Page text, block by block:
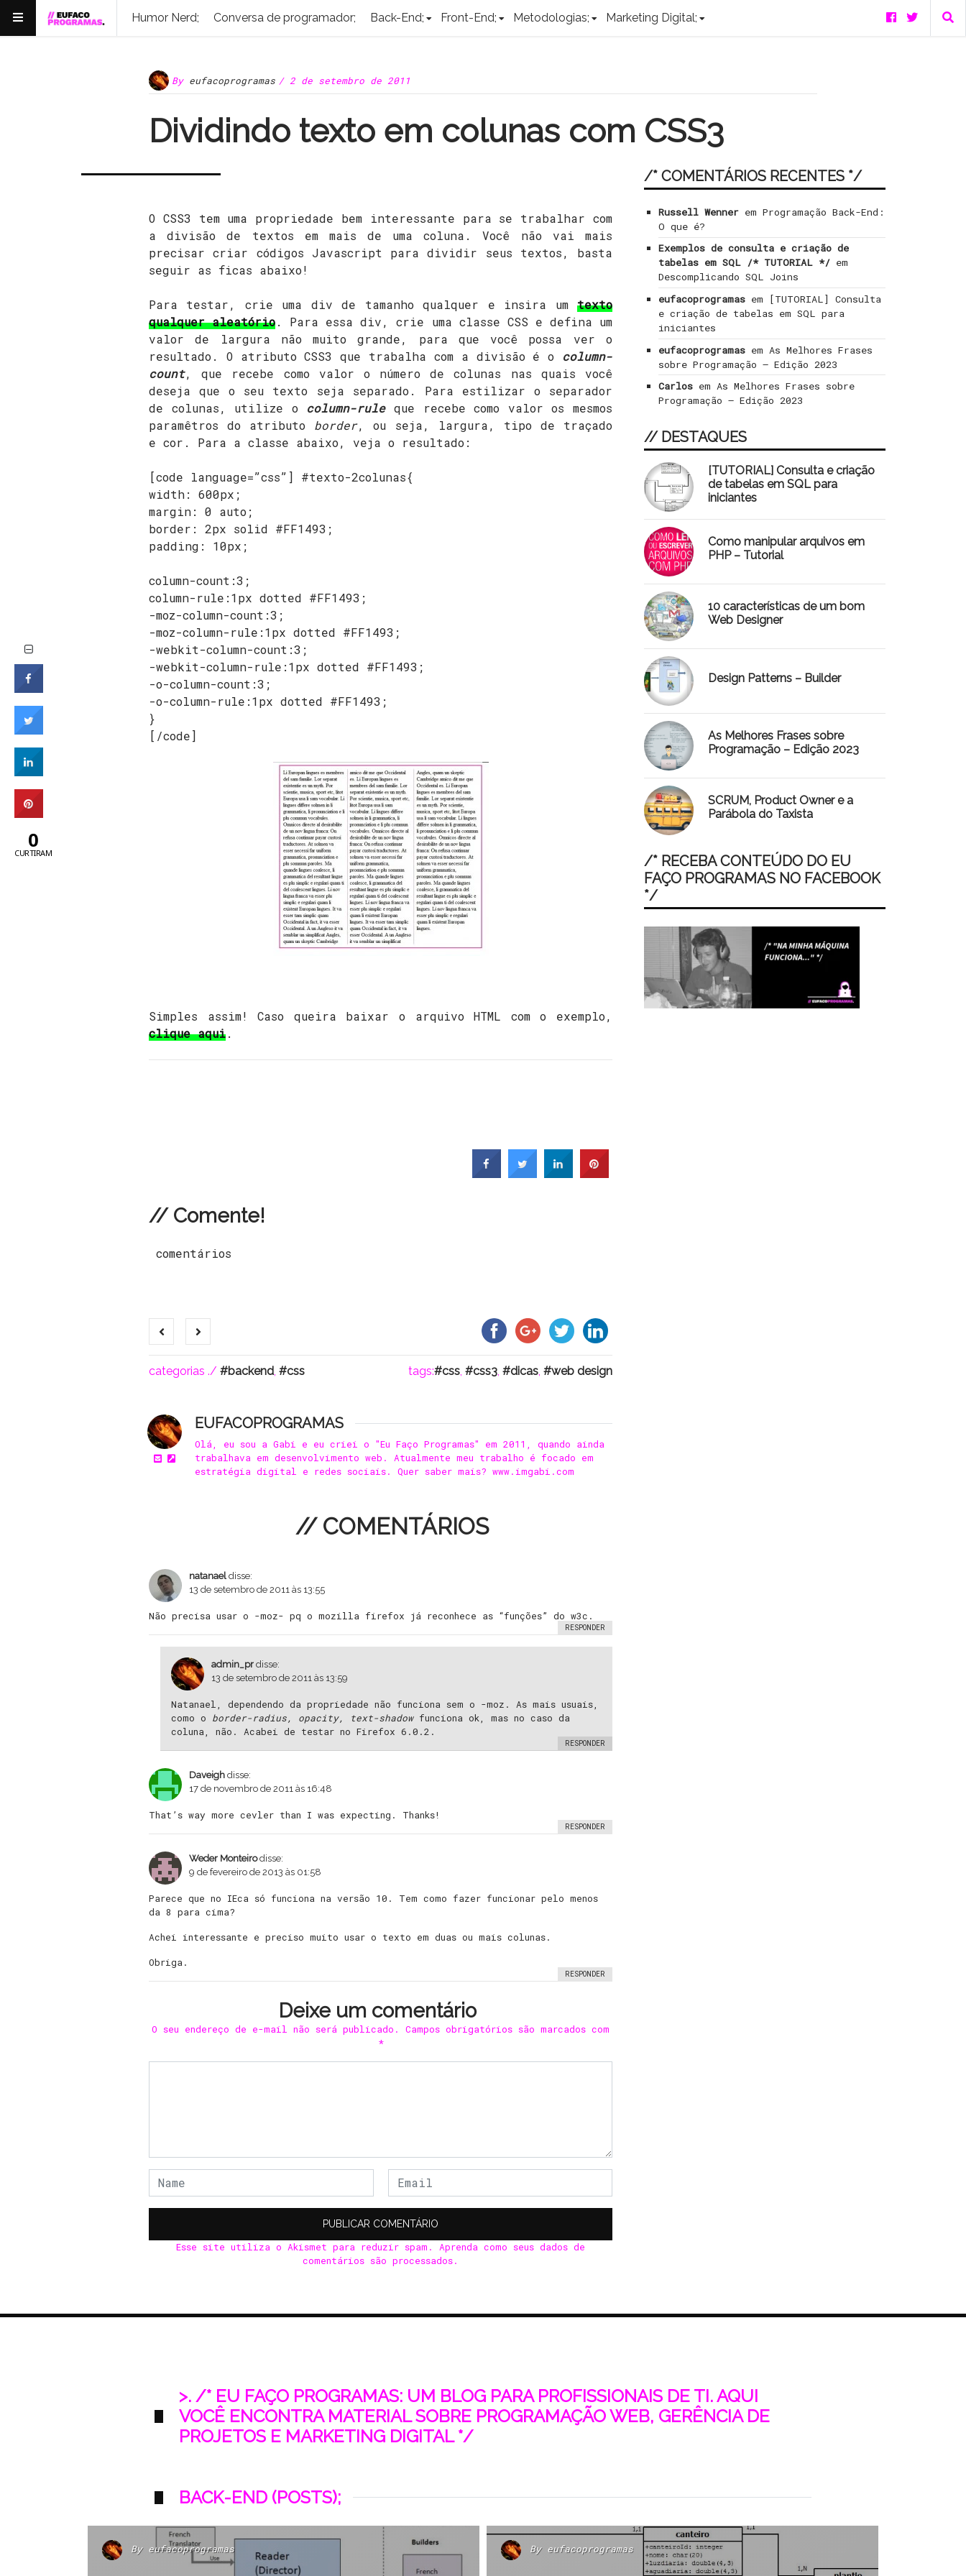
Humor Nerd; Conversa de programador; Back-End; Front-End; Metodologias; Marketing Digital;
By eufacoprogramas / 2 de setembro de 2011
Dividindo texto em colunas com CSS3
O CSS3 tem uma propriedade bem interessante para se trabalhar com
a divisão de textos em mais de uma coluna. Você não vai mais
precisar criar códigos Javascript para dividir seus textos, basta
seguir as ficas abaixo!
Para testar, crie uma div de tamanho qualquer e insira um texto
qualquer aleatório. Para essa div, crie uma classe CSS e defina um
valor de largura não muito grande, para que você possa ver o
resultado. O atributo CSS3 que trabalha com a divisão é o column-
count, que recebe como valor o número de colunas nas quais você
deseja que o seu texto seja separado. Para estilizar o separador
de colunas, utilize o column-ruleque recebe como valor os mesmos
paramêtros do atributo border, ou seja, largura, tipo de traçado
e cor. Para a classe abaixo, veja o resultado:
[code language=”css”] #texto-2colunas{
width: 600px;
margin: 0 auto;
border: 2px solid #FF1493;
padding: 10px;
column-count:3;
column-rule:1px dotted #FF1493;
-moz-column-count:3;
-moz-column-rule:1px dotted #FF1493;
-webkit-column-count:3;
-webkit-column-rule:1px dotted #FF1493;
-o-column-count:3;
-o-column-rule:1px dotted #FF1493;
}
[/code]
Simples assim! Caso queira baixar o arquivo HTML com o exemplo,
clique aqui.
// Comente!
comentários
categorias ./ backend, css tags: css, css3, dicas, web design
EUFACOPROGRAMAS
Olá, eu sou a Gabi e eu criei o "Eu Faço Programas" em 2011, quando ainda
trabalhava em desenvolvimento web. Atualmente meu trabalho é focado em
estratégia digital e redes sociais. Quer saber mais? www.imgabi.com
// COMENTÁRIOS
natanael disse:
13 de setembro de 2011 às 13:55
Não precisa usar o -moz- pq o mozilla firefox já reconhece as “funções” do w3c.
RESPONDER
admin_pr disse:
13 de setembro de 2011 às 13:59
Natanael, dependendo da propriedade não funciona sem o -moz. As mais usuais,
como o border-radius, opacity, text-shadowfunciona ok, mas no caso da
coluna, não. Acabei de testar no Firefox 6.0.2.
RESPONDER
Daveigh disse:
17 de novembro de 2011 às 16:48
That’s way more cevler than I was expecting. Thanks!
RESPONDER
Weder Monteiro disse:
9 de fevereiro de 2013 às 01:58
Parece que no IEca só funciona na versão 10. Tem como fazer funcionar pelo menos
da 8 para cima?
Achei interessante e preciso muito usar o texto em duas ou mais colunas.
Obriga.
RESPONDER
Deixe um comentário
O seu endereço de e-mail não será publicado.
Campos obrigatórios são marcados com
*
Esse site utiliza o Akismet para reduzir spam. Aprenda como seus dados de
comentários são processados.
/* COMENTÁRIOS RECENTES */
Russell Wenner em Programação Back-End:
O que é?
Exemplos de consulta e criação de
tabelas em SQL /* TUTORIAL */ em
Descomplicando SQL Joins
eufacoprogramas em
[TUTORIAL] Consulta
e criação de tabelas em SQL para
iniciantes
eufacoprogramas em As Melhores Frases
sobre Programação – Edição 2023
Carlos em As Melhores Frases sobre
Programação – Edição 2023
// DESTAQUES
[TUTORIAL] Consulta e criação
de tabelas em SQL para
iniciantes
Como manipular arquivos em
PHP – Tutorial
10 características de um bom
Web Designer
Design Patterns – Builder
As Melhores Frases sobre
Programação – Edição 2023
SCRUM, Product Owner e a
Parábola do Taxista
/* RECEBA CONTEÚDO DO EU
FAÇO PROGRAMAS NO FACEBOOK
*/
>. /* EU FAÇO PROGRAMAS: UM BLOG PARA PROFISSIONAIS DE TI. AQUI
VOCÊ ENCONTRA MATERIAL SOBRE PROGRAMAÇÃO WEB, GERÊNCIA DE
PROJETOS E MARKETING DIGITAL */
BACK-END (POSTS);
By eufacoprogramas By eufacoprogramas
0
CURTIRAM